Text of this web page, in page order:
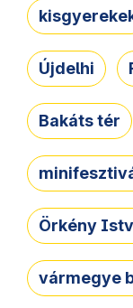
Újdelhi
Bakáts tér
Örkény
vármegye